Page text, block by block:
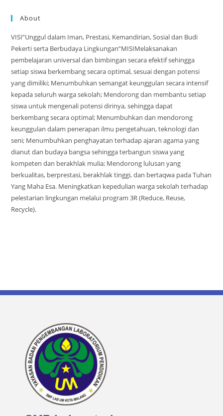
About
VISI”Unggul dalam Iman, Prestasi, Kemandirian, Sosial dan Budi
Pekerti serta Berbudaya Lingkungan”MISIMelaksanakan
pembelajaran universal dan bimbingan secara efektif sehingga
setiap siswa berkembang secara optimal, sesuai dengan potensi
yang dimiliki; Menumbuhkan semangat keunggulan secara intensif
kepada seluruh warga sekolah; Mendorong dan membantu setiap
siswa untuk mengenali potensi dirinya, sehingga dapat
berkembang secara optimal; Menumbuhkan dan mendorong
keunggulan dalam penerapan ilmu pengetahuan, teknologi dan
seni; Menumbuhkan penghayatan terhadap ajaran agama yang
dianut dan budaya bangsa sehingga terbangun siswa yang
kompeten dan berakhlak mulia; Mendorong lulusan yang
berkualitas, berprestasi, berakhlak tinggi, dan bertaqwa pada Tuhan
Yang Maha Esa. Meningkatkan kepedulian warga sekolah terhadap
pelestarian lingkungan melalui program 3R (Reduce, Reuse,
Recycle).